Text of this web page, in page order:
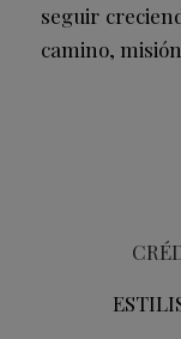
seguir
camino,